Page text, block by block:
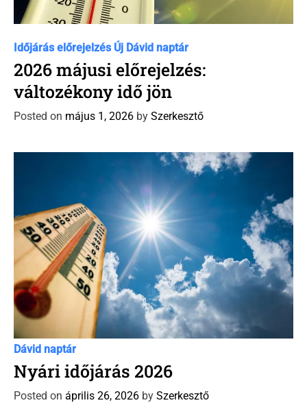
C
a
t
e
g
Időjárás előrejelzés Új Dávid naptár
2026 májusi előrejelzés:
változékony idő jön
Posted on május 1, 2026 by Szerkesztő
C
a
t
e
g
Dávid Naptár időjárás előrejelzés Időjárás előrejelzés
Dávid naptár
Nyári időjárás 2026
Posted on április 26, 2026 by Szerkesztő